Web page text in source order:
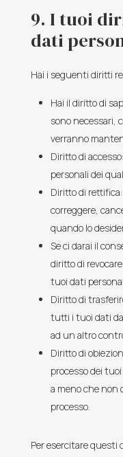
9. I tuoi
dati
Hai i seguenti diritti
Hai il diritto di
sono necessari,
verranno
Diritto di
personali dei
Diritto di
correggere,
quando lo
Se ci darai il
diritto di
tuoi dati
Diritto di
tutti i tuoi dati
ad un altro
Diritto di
processo dei
a meno che non
processo.
Per esercitare questi